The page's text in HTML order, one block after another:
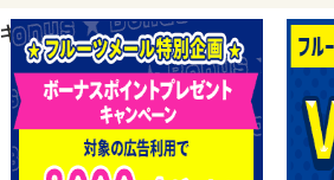
キャンペーン・特集